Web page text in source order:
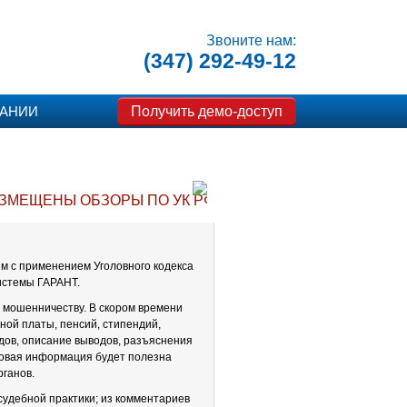
Звоните нам:
(347) 292-49-12
Получить демо-доступ
ОБЗОРЫ ПО УК РФ
с применением Уголовного кодекса
ГАРАНТ.
В скором времени
платы, пенсий, стипендий,
описание выводов, разъяснения
информация будет полезна
практики; из комментариев